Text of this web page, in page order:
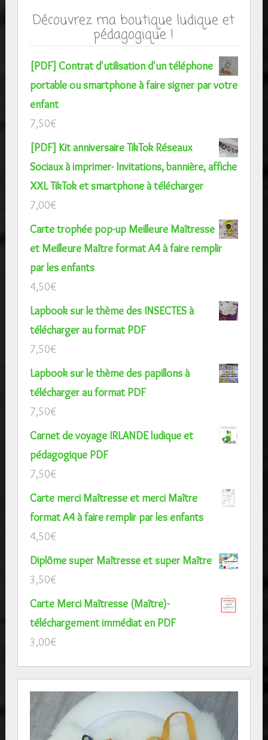
Découvrez ma boutique ludique et
pédagogique !
[PDF] Contrat d'utilisation d'un téléphone
portable ou smartphone à faire signer par votre
enfant
7,50€
[PDF] Kit anniversaire TikTok Réseaux
Sociaux à imprimer- Invitations, bannière, affiche
XXL TikTok et smartphone à télécharger
7,00€
Carte trophée pop-up Meilleure Maîtresse
et Meilleure Maître format A4 à faire remplir
par les enfants
4,50€
Lapbook sur le thème des INSECTES à
télécharger au format PDF
7,50€
Lapbook sur le thème des papillons à
télécharger au format PDF
7,50€
Carnet de voyage IRLANDE ludique et
pédagogique PDF
7,50€
Carte merci Maîtresse et merci Maître
format A4 à faire remplir par les enfants
4,50€
Diplôme super Maîtresse et super Maître
3,50€
Carte Merci Maîtresse (Maître)-
téléchargement immédiat en PDF
3,00€